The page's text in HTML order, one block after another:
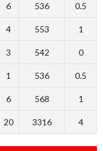
6 536 0.5
4 553 1
3 542 0
1 536 0.5
6 568 1
20 3316 4